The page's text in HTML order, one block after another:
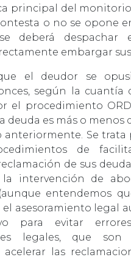
principal del monitorio
o no se opone
deberá despachar
embargar
el deudor se
según la cuantía
el procedimiento
deuda es más o menos
anteriormente. Se trata
de
de sus
la intervención de
entendemos
asesoramiento legal
para evitar
legales, que son
acelerar las